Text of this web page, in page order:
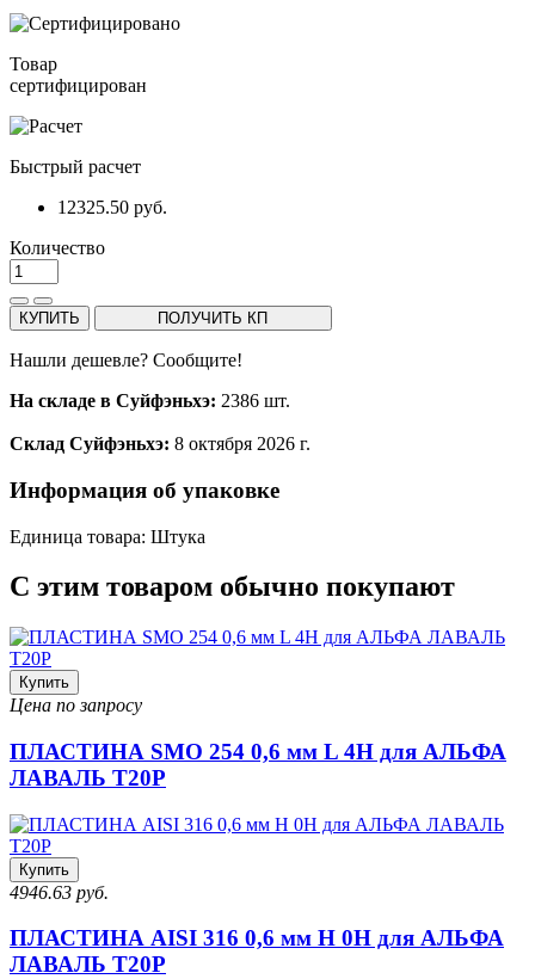
Товар
сертифицирован
Быстрый расчет
12325.50 руб.
Количество
КУПИТЬ ПОЛУЧИТЬ КП
Нашли дешевле? Сообщите!
На складе в Суйфэньхэ: 2386 шт.
Склад Суйфэньхэ: 8 октября 2026 г.
Информация об упаковке
Единица товара: Штука
С этим товаром обычно покупают
Купить
Цена по запросу
ПЛАСТИНА SMO 254 0,6 мм L 4H для АЛЬФА
ЛАВАЛЬ T20P
Купить
4946.63 руб.
ПЛАСТИНА AISI 316 0,6 мм H 0H для АЛЬФА
ЛАВАЛЬ T20P